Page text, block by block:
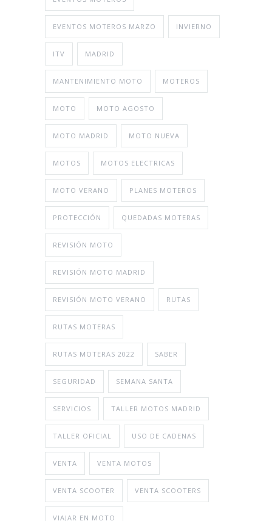
EVENTOS MOTEROS MARZO INVIERNO
ITV MADRID
MANTENIMIENTO MOTO MOTEROS
MOTO MOTO AGOSTO
MOTO MADRID MOTO NUEVA
MOTOS MOTOS ELECTRICAS
MOTO VERANO PLANES MOTEROS
PROTECCIÓN QUEDADAS MOTERAS
REVISIÓN MOTO
REVISIÓN MOTO MADRID
REVISIÓN MOTO VERANO RUTAS
RUTAS MOTERAS
RUTAS MOTERAS 2022 SABER
SEGURIDAD SEMANA SANTA
SERVICIOS TALLER MOTOS MADRID
TALLER OFICIAL USO DE CADENAS
VENTA VENTA MOTOS
VENTA SCOOTER VENTA SCOOTERS
VIAJAR EN MOTO